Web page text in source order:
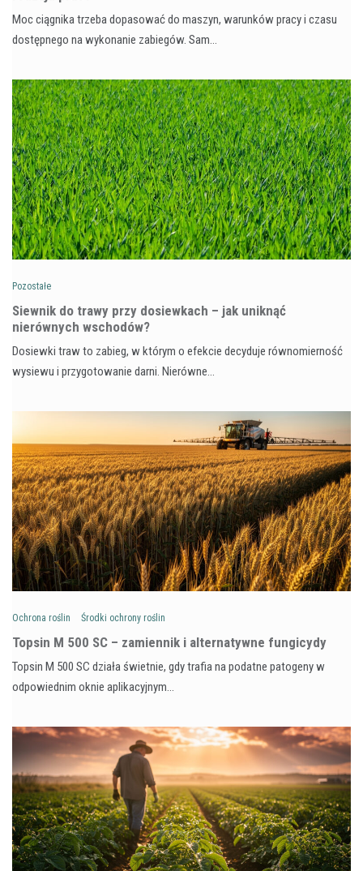
Moc ciągnika trzeba dopasować do maszyn, warunków pracy i czasu
dostępnego na wykonanie zabiegów. Sam…
Pozostałe
Siewnik do trawy przy dosiewkach – jak uniknąć
nierównych wschodów?
Dosiewki traw to zabieg, w którym o efekcie decyduje równomierność
wysiewu i przygotowanie darni. Nierówne…
Ochrona roślin Środki ochrony roślin
Topsin M 500 SC – zamiennik i alternatywne fungicydy
Topsin M 500 SC działa świetnie, gdy trafia na podatne patogeny w
odpowiednim oknie aplikacyjnym…